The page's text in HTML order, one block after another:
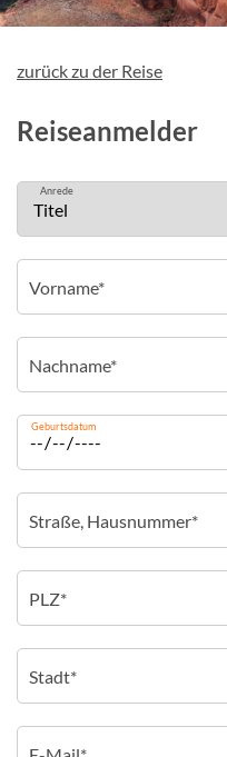
zurück zu der Reise
Reiseanmelder
Anrede
Geburtsdatum